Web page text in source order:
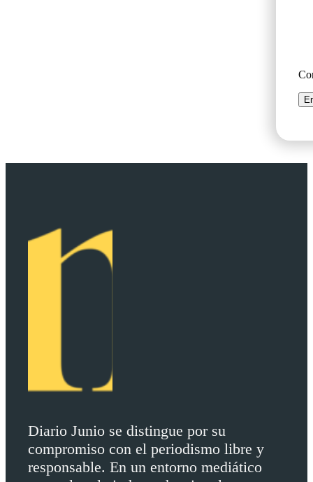
Diario Junio se distingue por su
compromiso con el periodismo libre y
responsable. En un entorno mediático